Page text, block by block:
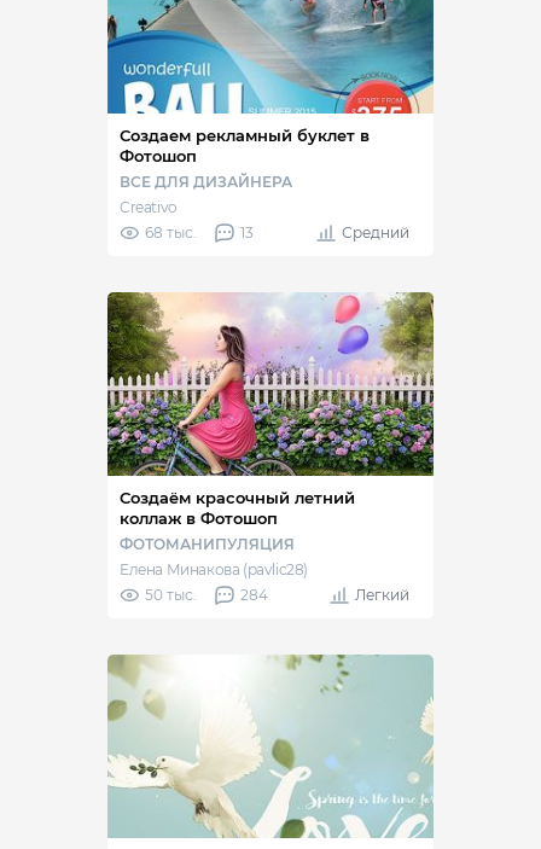
Создаем рекламный буклет в
Фотошоп
ВСЕ ДЛЯ ДИЗАЙНЕРА
Creativo
68 тыс.
13 Средний
Создаём красочный летний
коллаж в Фотошоп
ФОТОМАНИПУЛЯЦИЯ
Елена Минакова (pavlic28)
50 тыс.
284 Легкий